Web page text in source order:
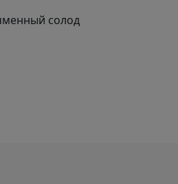
солод